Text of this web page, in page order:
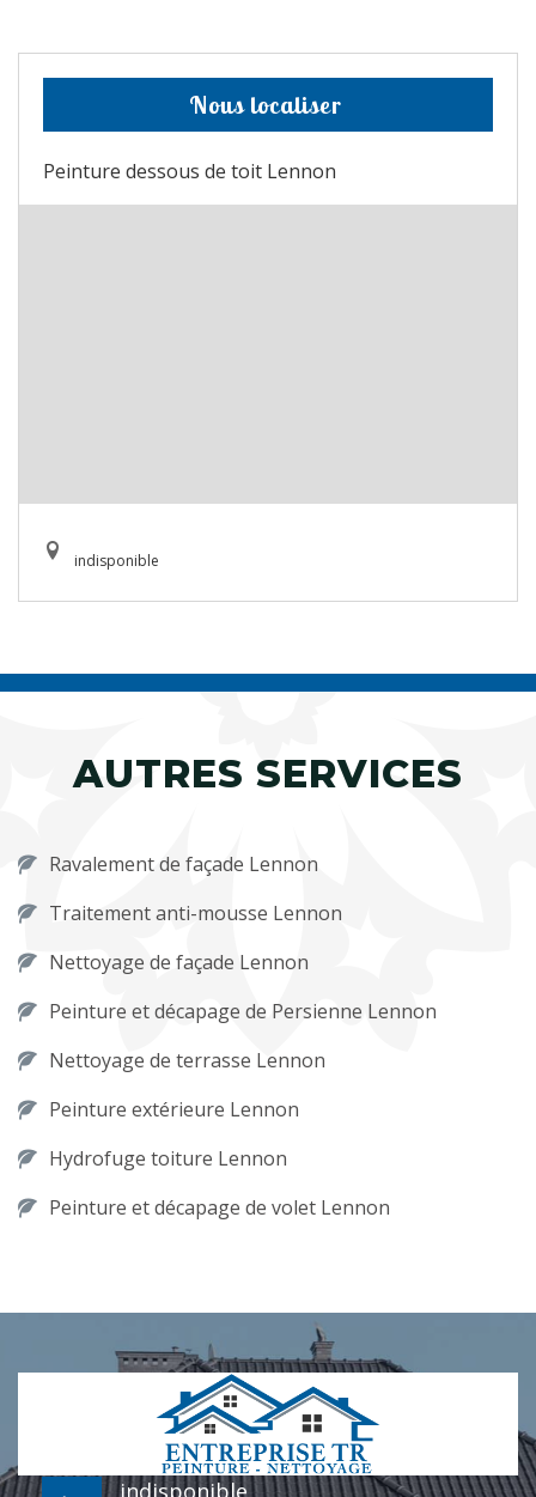
Nous localiser
Peinture dessous de toit Lennon
indisponible
AUTRES SERVICES
Ravalement de façade Lennon
Traitement anti-mousse Lennon
Nettoyage de façade Lennon
Peinture et décapage de Persienne Lennon
Nettoyage de terrasse Lennon
Peinture extérieure Lennon
Hydrofuge toiture Lennon
Peinture et décapage de volet Lennon